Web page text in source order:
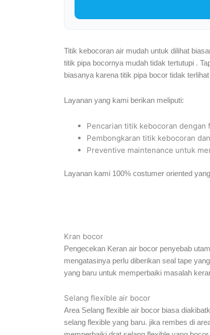
Titik kebocoran air mudah untuk dilihat
titik pipa bocornya mudah tidak tertutupi .
biasanya karena titik pipa bocor tidak
Layanan yang kami berikan meliputi:
Pencarian titik kebocoran
Pembongkaran titik kebocoran
Preventive maintenance untuk
Layanan kami 100% costumer oriented
Kran bocor
Pengecekan Keran air bocor penyebab
mengatasinya perlu diberikan seal tape
yang baru untuk memperbaiki masalah
Selang flexible air bocor
Area Selang flexible air bocor biasa
selang flexible yang baru. jika rembes di